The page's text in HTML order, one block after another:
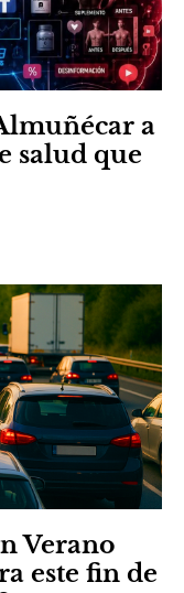
a
salud que
Verano
este fin de